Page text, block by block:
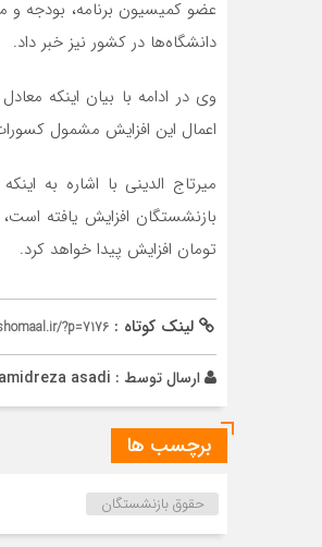
دانشگاه‌ها در کشور نیز خبر داد.
اعمال این افزایش مشمول
تومان افزایش پیدا خواهد کرد.
لینک کوتاه : ?p=7176
ارسال توسط : asadi
برچسب ها
حقوق بازنشستگان